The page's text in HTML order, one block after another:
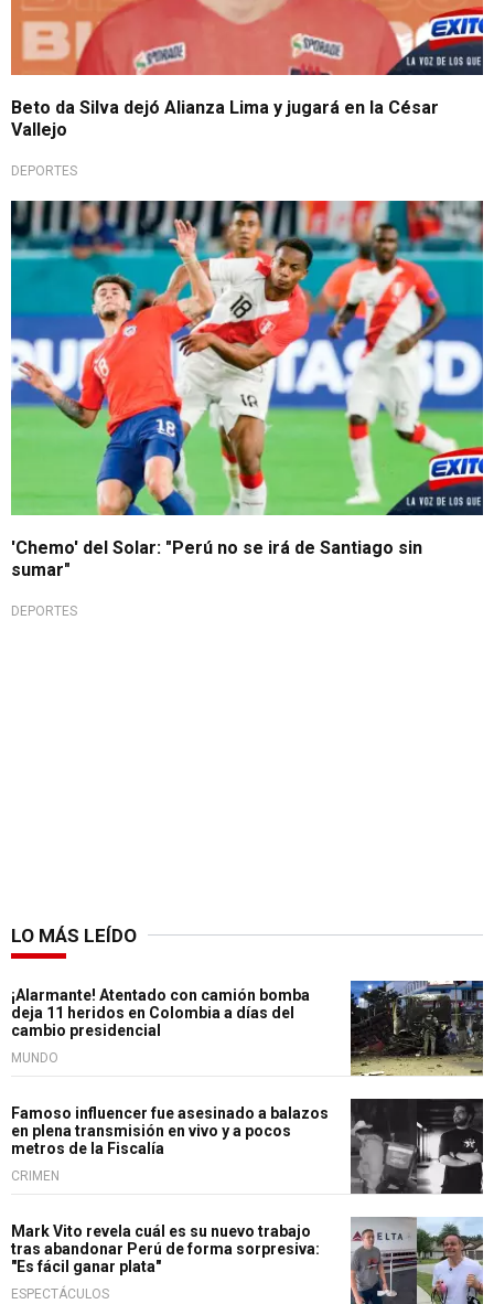
Beto da Silva dejó Alianza Lima y jugará en la César
Vallejo
DEPORTES
'Chemo' del Solar: "Perú no se irá de Santiago sin
sumar"
DEPORTES
LO MÁS LEÍDO
¡Alarmante! Atentado con camión bomba
deja 11 heridos en Colombia a días del
cambio presidencial
MUNDO
Famoso influencer fue asesinado a balazos
en plena transmisión en vivo y a pocos
metros de la Fiscalía
CRIMEN
Mark Vito revela cuál es su nuevo trabajo
tras abandonar Perú de forma sorpresiva:
"Es fácil ganar plata"
ESPECTÁCULOS